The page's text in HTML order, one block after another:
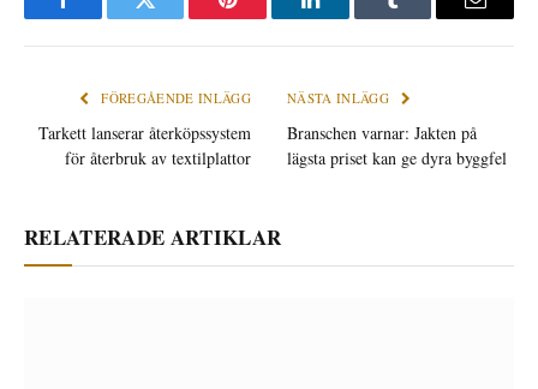
FacebookTwitter Pinterest LinkedInTumblr
E-
FÖREGÅENDE INLÄGG
Tarkett lanserar återköpssystem
för återbruk av textilplattor
NÄSTA INLÄGG
Branschen varnar: Jakten på
lägsta priset kan ge dyra byggfel
RELATERADE ARTIKLAR